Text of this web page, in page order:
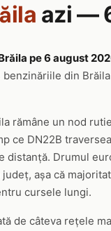
azi —
pe 6 august
din
rămâne un nod
ce DN22B
distanță. Drumul
așa că
cursele lungi.
de câteva rețele